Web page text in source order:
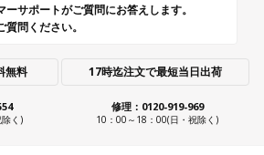
ーサポートがご質問にお答えします。
質問ください。
無料 17時迄注文で最短当日出荷
く)
修理：0120-919-969
10：00～18：00(日・祝除く)